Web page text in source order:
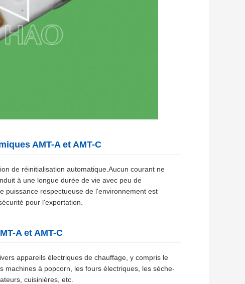
AMT-A et AMT-C
de réinitialisation automatique.Aucun courant ne
à une longue durée de vie avec peu de
puissance respectueuse de l'environnement est
pour l'exportation.
A et AMT-C
appareils électriques de chauffage, y compris le
machines à popcorn, les fours électriques, les sèche-
cuisinières, etc.